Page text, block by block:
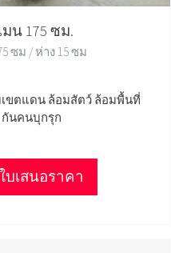
น 175 ซม.
ซม / ห่าง 15 ซม
เขตแดน ล้อมสัตว์ ล้อมพื้นที่
นคนบุกรุก
เสนอราคา